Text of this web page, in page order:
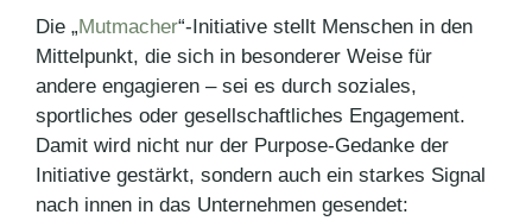
Die „Mutmacher“-Initiative stellt Menschen in den
Mittelpunkt, die sich in besonderer Weise für
andere engagieren – sei es durch soziales,
sportliches oder gesellschaftliches Engagement.
Damit wird nicht nur der Purpose-Gedanke der
Initiative gestärkt, sondern auch ein starkes Signal
nach innen in das Unternehmen gesendet: